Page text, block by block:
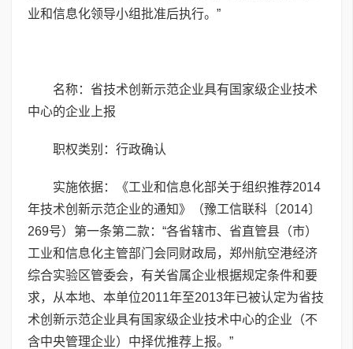
业和信息化领导小组批准后执行。”
名称：省技术创新示范企业具有国家级企业技术
中心的企业上报
职权类别：行政确认
实施依据：《工业和信息化部关于组织推荐2014
年技术创新示范企业的通知》（豫工信联科〔2014〕
269号）第一条第二款：“各省辖市、省直管县（市）
工业和信息化主管部门会同财政局，郑州航空港经济
综合实验区管委会，有关省属企业根据规定条件和要
求，从本地、本单位2011年至2013年已被认定为省技
术创新示范企业具有国家级企业技术中心的企业（不
含中央管理企业）中择优推荐上报。”